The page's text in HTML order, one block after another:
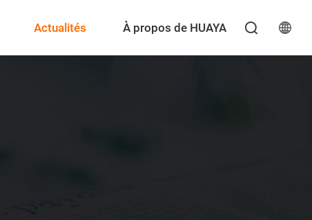
Actualités À propos de HUAYA 